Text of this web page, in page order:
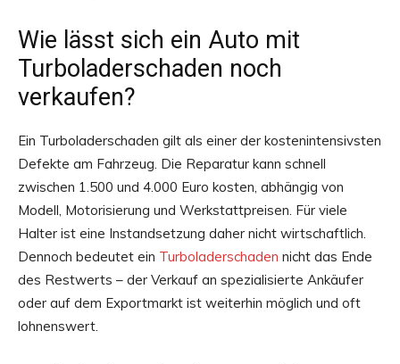
Wie lässt sich ein Auto mit
Turboladerschaden noch
verkaufen?
Ein Turboladerschaden gilt als einer der kostenintensivsten
Defekte am Fahrzeug. Die Reparatur kann schnell
zwischen 1.500 und 4.000 Euro kosten, abhängig von
Modell, Motorisierung und Werkstattpreisen. Für viele
Halter ist eine Instandsetzung daher nicht wirtschaftlich.
Dennoch bedeutet ein Turboladerschaden nicht das Ende
des Restwerts – der Verkauf an spezialisierte Ankäufer
oder auf dem Exportmarkt ist weiterhin möglich und oft
lohnenswert.